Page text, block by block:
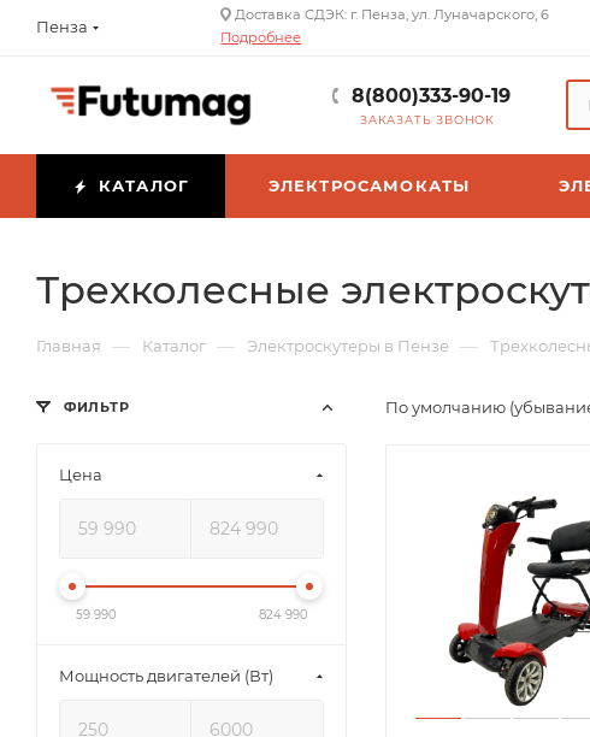
Пенза
Доставка СДЭК: г. Пенза, ул. Луначарского, 6
Подробнее
8(800)333-90-19
ЗАКАЗАТЬ ЗВОНОК
КАТАЛОГ ЭЛЕКТРОСАМОКАТЫ
Трехколесные
Главная — Каталог — Электроскутеры в Пензе —
По умолчанию
ФИЛЬТР
Цена
59 990 824 990
Мощность двигателей (Вт)